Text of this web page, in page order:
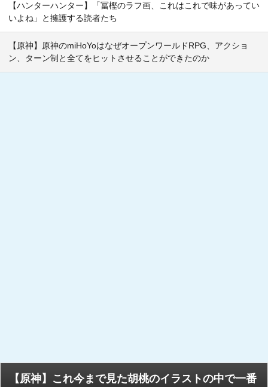
【ハンターハンター】「冨樫のラフ画、これはこれで味があってい
いよね」と擁護する読者たち
【原神】原神のmiHoYoはなぜオープンワールドRPG、アクショ
ン、ターン制と全てをヒットさせることができたのか
【原神】これ今まで見た胡桃のイラストの中で一番